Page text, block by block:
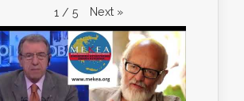
1 / 5 Next »